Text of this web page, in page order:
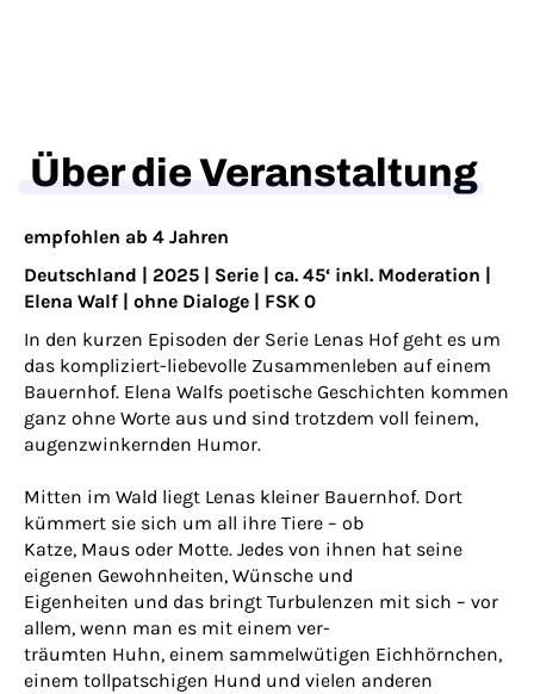
Über die Veranstaltung
empfohlen ab 4 Jahren
Deutschland | 2025 | Serie | ca. 45‘ inkl. Moderation |
Elena Walf | ohne Dialoge | FSK 0
In den kurzen Episoden der Serie Lenas Hof geht es um
das kompliziert-liebevolle Zusammenleben auf einem
Bauernhof. Elena Walfs poetische Geschichten kommen
ganz ohne Worte aus und sind trotzdem voll feinem,
augenzwinkernden Humor.
Mitten im Wald liegt Lenas kleiner Bauernhof. Dort
kümmert sie sich um all ihre Tiere – ob
Katze, Maus oder Motte. Jedes von ihnen hat seine
eigenen Gewohnheiten, Wünsche und
Eigenheiten und das bringt Turbulenzen mit sich – vor
allem, wenn man es mit einem ver-
träumten Huhn, einem sammelwütigen Eichhörnchen,
einem tollpatschigen Hund und vielen anderen